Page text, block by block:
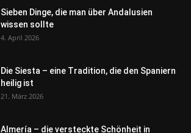
Sieben Dinge, die man über Andalusien
wissen sollte
4. April 2026
Die Siesta – eine Tradition, die den Spaniern
heilig ist
21. März 2026
Almería – die versteckte Schönheit in